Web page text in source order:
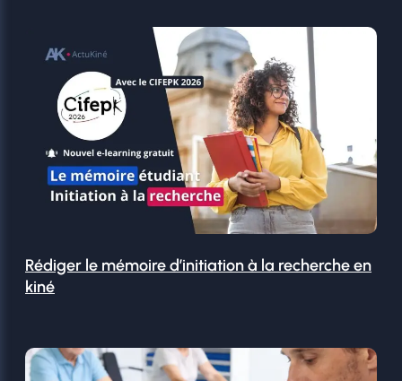
Rédiger le mémoire d’initiation à la recherche en
kiné